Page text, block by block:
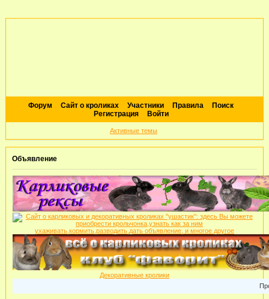
Форум Сайт о кроликах Участники Правила
Поиск
Регистрация
Войти
Активные темы
Объявление
Декоративные кролики